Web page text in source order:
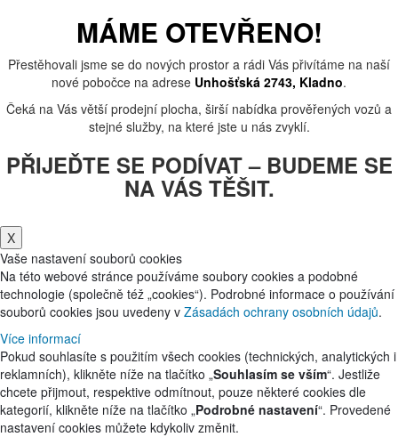
MÁME OTEVŘENO!
Přestěhovali jsme se do nových prostor a rádi Vás přivítáme na naší
nové pobočce na adrese Unhošťská 2743, Kladno.
Čeká na Vás větší prodejní plocha, širší nabídka prověřených vozů a
stejné služby, na které jste u nás zvyklí.
PŘIJEĎTE SE PODÍVAT – BUDEME SE
NA VÁS TĚŠIT.
X
Vaše nastavení souborů cookies
Na této webové stránce používáme soubory cookies a podobné
technologie (společně též „cookies“). Podrobné informace o používání
souborů cookies jsou uvedeny v Zásadách ochrany osobních údajů.
Více informací
Pokud souhlasíte s použitím všech cookies (technických, analytických i
reklamních), klikněte níže na tlačítko „Souhlasím se vším“. Jestliže
chcete přijmout, respektive odmítnout, pouze některé cookies dle
kategorií, klikněte níže na tlačítko „Podrobné nastavení“. Provedené
nastavení cookies můžete kdykoliv změnit.